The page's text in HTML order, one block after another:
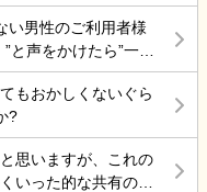
く毎日そこそこ楽し
ませんが、誰もが上
ぶやきです、では仕
い男性のご利用者様
声をかけたら”一緒
う想像を上回るよう
だよな。 まだ入って
もおかしくないぐら
か?
思いますが、これの
いった的な共有の書